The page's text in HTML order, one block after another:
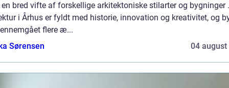
bred vifte af forskellige arkitektoniske stilarter og bygninger .
i Århus er fyldt med historie, innovation og kreativitet, og
flere æ...
Sørensen
04 august